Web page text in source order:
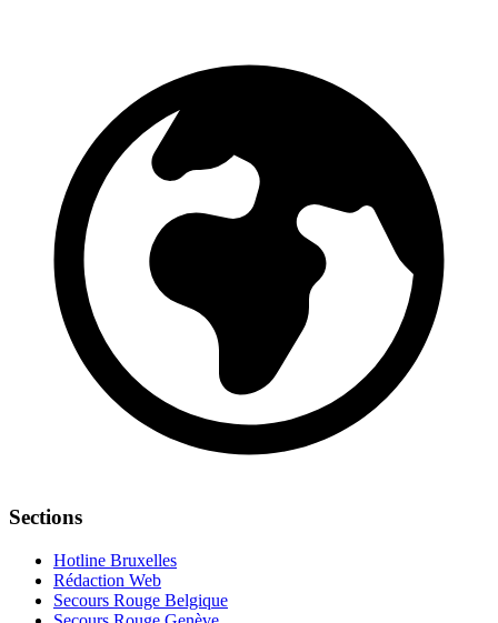
Sections
Hotline Bruxelles
Rédaction Web
Secours Rouge Belgique